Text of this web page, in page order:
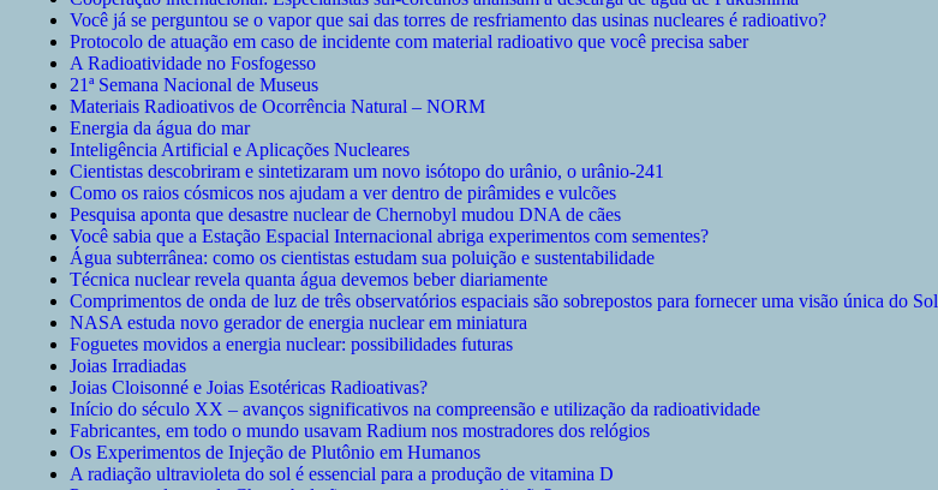
Você já se perguntou se o vapor que sai das torres de resfriamento das usinas nucleares é radioativo?
Protocolo de atuação em caso de incidente com material radioativo que você precisa saber
A Radioatividade no Fosfogesso
21ª Semana Nacional de Museus
Materiais Radioativos de Ocorrência Natural – NORM
Energia da água do mar
Inteligência Artificial e Aplicações Nucleares
Cientistas descobriram e sintetizaram um novo isótopo do urânio, o urânio-241
Como os raios cósmicos nos ajudam a ver dentro de pirâmides e vulcões
Pesquisa aponta que desastre nuclear de Chernobyl mudou DNA de cães
Você sabia que a Estação Espacial Internacional abriga experimentos com sementes?
Água subterrânea: como os cientistas estudam sua poluição e sustentabilidade
Técnica nuclear revela quanta água devemos beber diariamente
Comprimentos de onda de luz de três observatórios espaciais são sobrepostos para fornecer uma visão única do Sol
NASA estuda novo gerador de energia nuclear em miniatura
Foguetes movidos a energia nuclear: possibilidades futuras
Joias Irradiadas
Joias Cloisonné e Joias Esotéricas Radioativas?
Início do século XX – avanços significativos na compreensão e utilização da radioatividade
Fabricantes, em todo o mundo usavam Radium nos mostradores dos relógios
Os Experimentos de Injeção de Plutônio em Humanos
A radiação ultravioleta do sol é essencial para a produção de vitamina D